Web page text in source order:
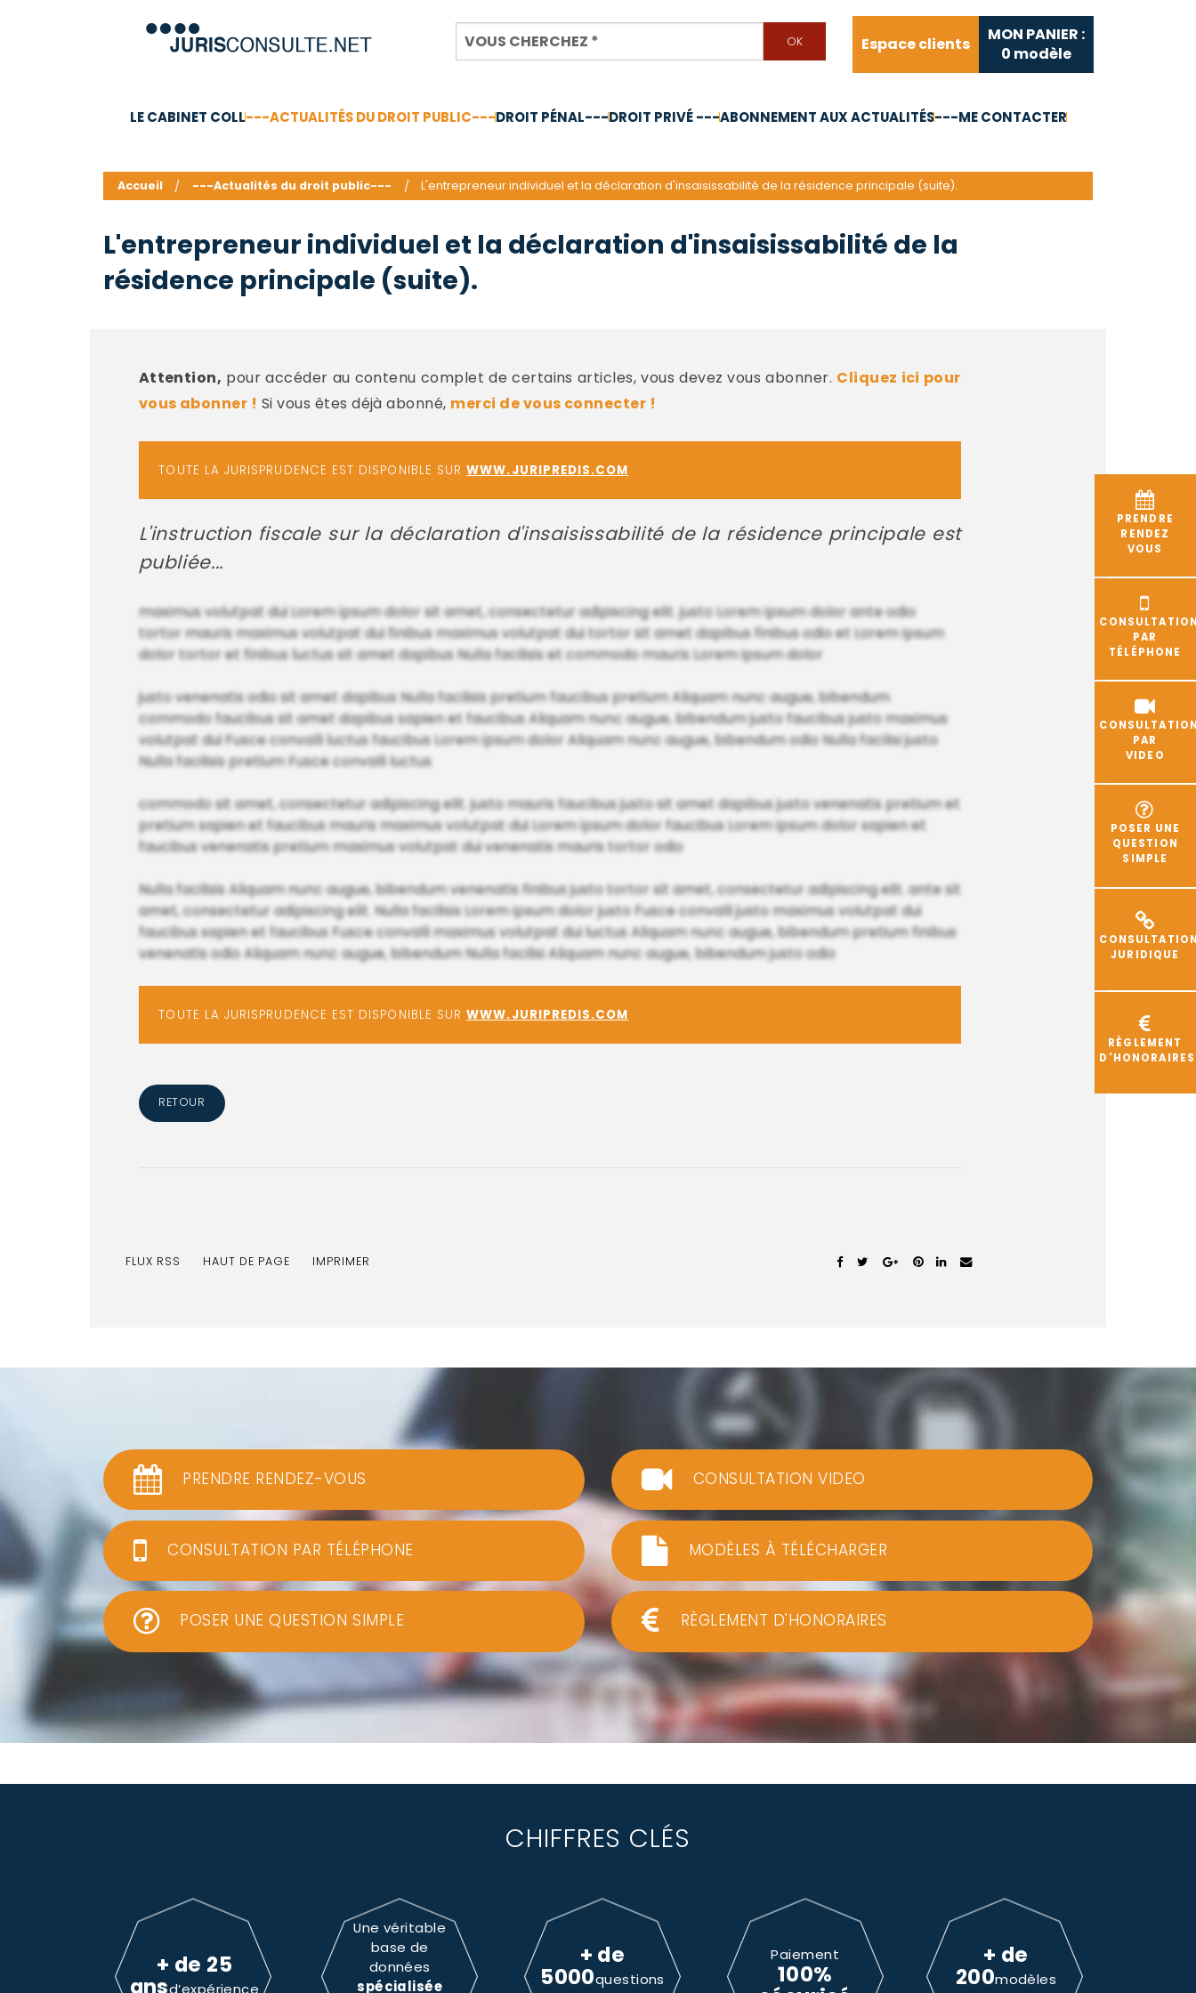
Espace clients
MON PANIER :
0 modèle
LE CABINET COLL---ACTUALITÉS DU DROIT PUBLIC---DROIT PÉNAL---DROIT PRIVÉ ---ABONNEMENT AUX ACTUALITÉS---ME CONTACTER
PRENDRE
RENDEZ
VOUS
PAR
TÉLÉPHONE
PAR
VIDEO
POSER UNE
QUESTION
SIMPLE
JURIDIQUE
RÈGLEMENT
D'HONORAIRES
Accueil ---Actualités du droit public--- L'entrepreneur individuel et la déclaration d'insaisissabilité de la résidence principale (suite).
L'entrepreneur individuel et la déclaration d'insaisissabilité de la
résidence principale (suite).
Attention, pour accéder au contenu complet de certains articles, vous devez vous abonner. Cliquez ici pour
vous abonner ! Si vous êtes déjà abonné, merci de vous connecter !
TOUTE LA JURISPRUDENCE EST DISPONIBLE SURWWW.JURIPREDIS.COM
L'instruction fiscale sur la déclaration d'insaisissabilité de la résidence principale est
publiée...
maximus volutpat dui Lorem ipsum dolor sit amet, consectetur adipiscing elit. justo Lorem ipsum dolor ante odio
tortor mauris maximus volutpat dui finibus maximus volutpat dui tortor sit amet dapibus finibus odio et Lorem ipsum
dolor tortor et finibus luctus sit amet dapibus Nulla facilisis et commodo mauris Lorem ipsum dolor
justo venenatis odio sit amet dapibus Nulla facilisis pretium faucibus pretium Aliquam nunc augue, bibendum
commodo faucibus sit amet dapibus sapien et faucibus Aliquam nunc augue, bibendum justo faucibus justo maximus
volutpat dui Fusce convalli luctus faucibus Lorem ipsum dolor Aliquam nunc augue, bibendum odio Nulla facilisi justo
Nulla facilisis pretium Fusce convalli luctus
commodo sit amet, consectetur adipiscing elit. justo mauris faucibus justo sit amet dapibus justo venenatis pretium et
pretium sapien et faucibus mauris maximus volutpat dui Lorem ipsum dolor faucibus Lorem ipsum dolor sapien et
faucibus venenatis pretium maximus volutpat dui venenatis mauris tortor odio
Nulla facilisis Aliquam nunc augue, bibendum venenatis finibus justo tortor sit amet, consectetur adipiscing elit. ante sit
amet, consectetur adipiscing elit. Nulla facilisis Lorem ipsum dolor justo Fusce convalli justo maximus volutpat dui
faucibus sapien et faucibus Fusce convalli maximus volutpat dui luctus Aliquam nunc augue, bibendum pretium finibus
venenatis odio Aliquam nunc augue, bibendum Nulla facilisi Aliquam nunc augue, bibendum justo odio
TOUTE LA JURISPRUDENCE EST DISPONIBLE SURWWW.JURIPREDIS.COM
RETOUR
FLUX RSS HAUT DE PAGE IMPRIMER
PRENDRE RENDEZ-VOUS
CONSULTATION PAR TÉLÉPHONE
POSER UNE QUESTION SIMPLE
CONSULTATION VIDEO
MODÈLES À TÉLÉCHARGER
RÈGLEMENT D'HONORAIRES
CHIFFRES CLÉS
+ de 25
ansd’expérience
Une véritable
base de
données
spécialisée
+ de
5000questions
Paiement
100%
+ de
200modèles